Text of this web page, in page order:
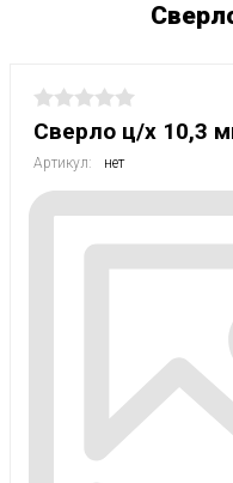
Сверло ц/х 10,3
Артикул: нет